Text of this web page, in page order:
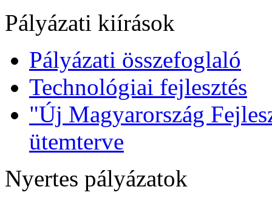
Pályázati kiírások
Pályázati összefoglaló
Technológiai fejlesztés
"Új Magyarország
ütemterve
Nyertes pályázatok